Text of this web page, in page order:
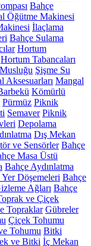
Bahçe
Öğütme Makinesi
İlaçlama
Bahçe Sulama
Hortum
Hortum Tabancaları
Şişme Su
Aksesuarları Mangal
Kömürlü
Pürmüz Piknik
Semaver Piknik
Depolama
Dış Mekan
ve Sensörler Bahçe
Masa Üstü
Bahçe Aydınlatma
Yer Döşemeleri Bahçe
Ağları Bahçe
ve Çiçek
Topraklar Gübreler
Çiçek Tohumu
Tohumu Bitki
ve Bitki İç Mekan